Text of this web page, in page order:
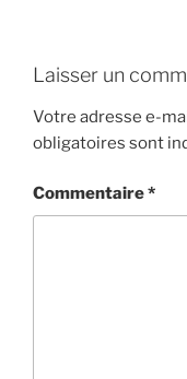
Laisser un
Votre adresse e-
obligatoires sont
Commentaire*